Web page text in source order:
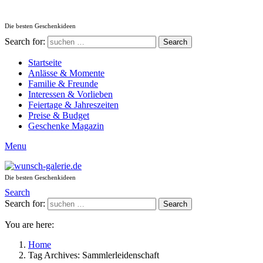
Die besten Geschenkideen
Search for: Search
Startseite
Anlässe & Momente
Familie & Freunde
Interessen & Vorlieben
Feiertage & Jahreszeiten
Preise & Budget
Geschenke Magazin
Menu
Die besten Geschenkideen
Search
Search for:
Search
You are here:
Home
Tag Archives: Sammlerleidenschaft